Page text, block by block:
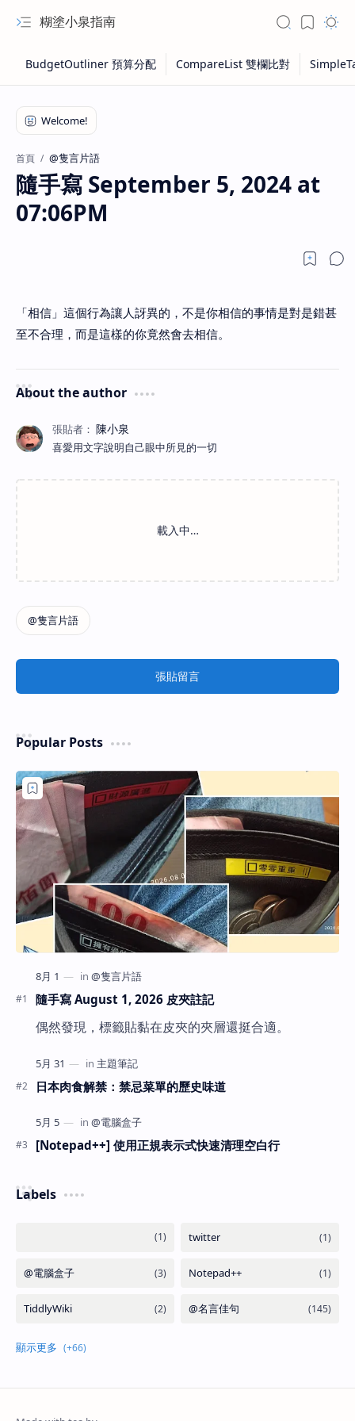
糊塗小泉指南
首頁 @隻言片語
隨手寫 September 5, 2024 at
07:06PM
「相信」這個行為讓人訝異的，不是你相信的事情是對是錯甚
至不合理，而是這樣的你竟然會去相信。
About the author
喜愛用文字說明自己眼中所見的一切
張貼留言
Popular Posts
隨手寫 August 1, 2026 皮夾註記
偶然發現，標籤貼黏在皮夾的夾層還挺合適。
日本肉食解禁：禁忌菜單的歷史味道
[Notepad++] 使用正規表示式快速清理空白行
Labels